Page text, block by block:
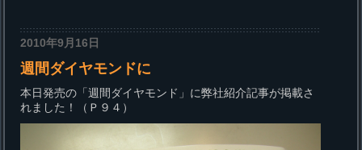
2010年9月16日
週間ダイヤモンドに
本日発売の「週間ダイヤモンド」に弊社紹介記事が掲載さ
れました！（Ｐ９４）